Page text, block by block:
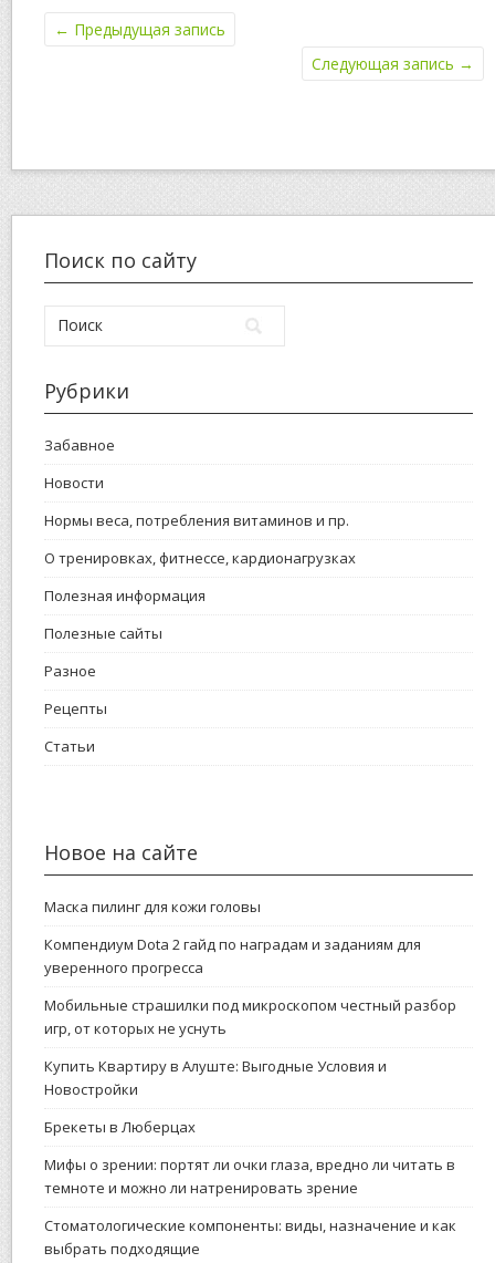
← Предыдущая запись
Следующая запись →
Поиск по сайту
Рубрики
Забавное
Новости
Нормы веса, потребления витаминов и пр.
О тренировках, фитнессе, кардионагрузках
Полезная информация
Полезные сайты
Разное
Рецепты
Статьи
Новое на сайте
Маска пилинг для кожи головы
Компендиум Dota 2 гайд по наградам и заданиям для
уверенного прогресса
Мобильные страшилки под микроскопом честный разбор
игр, от которых не уснуть
Купить Квартиру в Алуште: Выгодные Условия и
Новостройки
Брекеты в Люберцах
Мифы о зрении: портят ли очки глаза, вредно ли читать в
темноте и можно ли натренировать зрение
Стоматологические компоненты: виды, назначение и как
выбрать подходящие